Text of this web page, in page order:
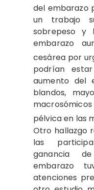
del embarazo
un trabajo
sobrepeso y
embarazo
cesárea por
podrían
aumento del
blandos,
pélvica en las
Otro hallazgo
las
ganancia
embarazo
atenciones